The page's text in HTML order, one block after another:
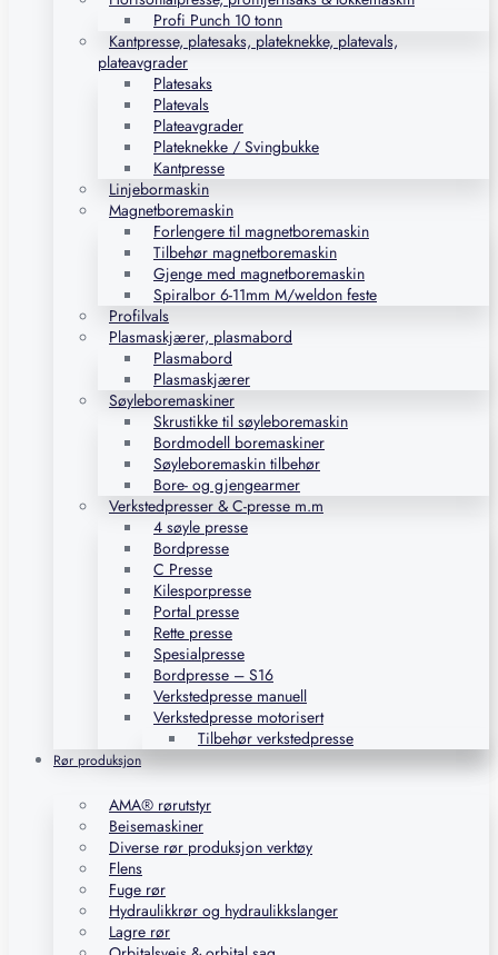
Profi Punch 10 tonn
Kantpresse, platesaks, plateknekke, platevals,
plateavgrader
Platesaks
Platevals
Plateavgrader
Plateknekke / Svingbukke
Kantpresse
Linjebormaskin
Magnetboremaskin
Forlengere til magnetboremaskin
Tilbehør magnetboremaskin
Gjenge med magnetboremaskin
Spiralbor 6-11mm M/weldon feste
Profilvals
Plasmaskjærer, plasmabord
Plasmabord
Plasmaskjærer
Søyleboremaskiner
Skrustikke til søyleboremaskin
Bordmodell boremaskiner
Søyleboremaskin tilbehør
Bore- og gjengearmer
Verkstedpresser & C-presse m.m
4 søyle presse
Bordpresse
C Presse
Kilesporpresse
Portal presse
Rette presse
Spesialpresse
Bordpresse – S16
Verkstedpresse manuell
Verkstedpresse motorisert
Tilbehør verkstedpresse
Rør produksjon
AMA® rørutstyr
Beisemaskiner
Diverse rør produksjon verktøy
Flens
Fuge rør
Hydraulikkrør og hydraulikkslanger
Lagre rør